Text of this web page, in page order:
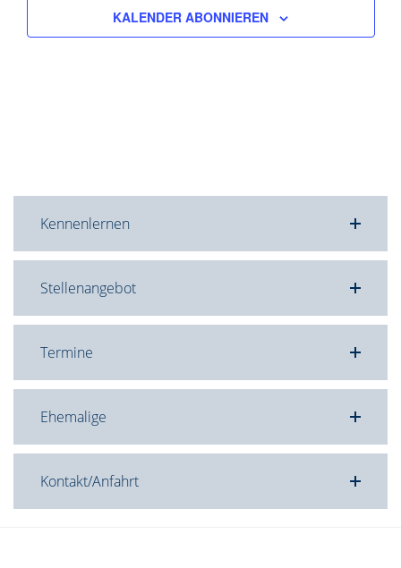
KALENDER ABONNIEREN
Kennenlernen
Stellenangebot
Termine
Ehemalige
Kontakt/Anfahrt